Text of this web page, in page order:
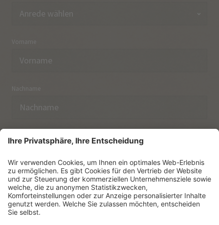
Vorname
Nachname
Ich habe dieDatenschutzerklärungzur Kenntnis
genommen.